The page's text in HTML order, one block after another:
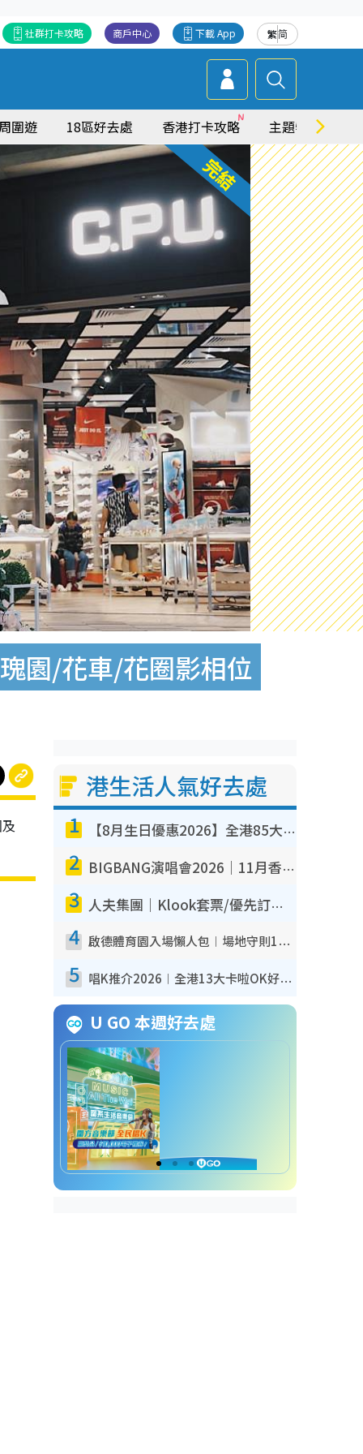
繁简
下載 App
商戶中心
社群打卡攻略
圍遊 18區好去處 香港打卡攻略 主題特集
園/花車/花圈影相位
港生活人氣好去處
1 【8月生日優惠2026】全港85大食買玩著數攻略 自助餐/火鍋放題同行免費＋誠品/DONKI送現金券
2 BIGBANG演唱會2026｜11月香港啟德開3場！實名制VIP申請、優先購票攻略
3 人夫集團｜Klook套票/優先訂票/公開發售搶飛攻略！附票價.購票連結.場地座位表
4 啟德體育園入場懶人包︱場地守則12違禁品不可進場准帶細水樽但全場禁樽蓋！應援牌有限制！
5 唱K推介2026︱全港13大卡啦OK好去處！最平$36起 日文K都有！(附地址+收費詳情)
U GO 本週好去處